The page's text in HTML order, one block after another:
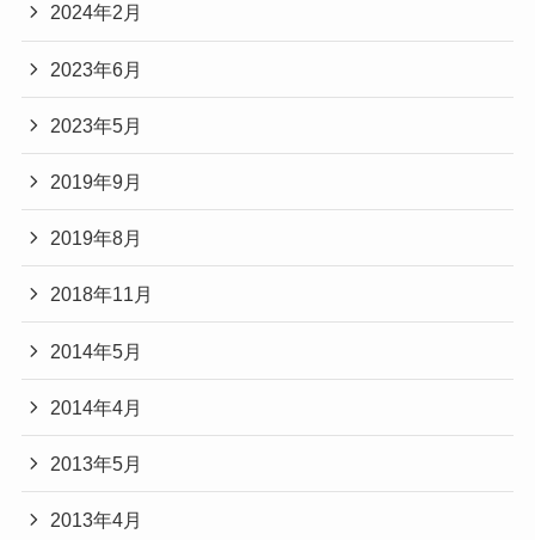
2024年2月
2023年6月
2023年5月
2019年9月
2019年8月
2018年11月
2014年5月
2014年4月
2013年5月
2013年4月